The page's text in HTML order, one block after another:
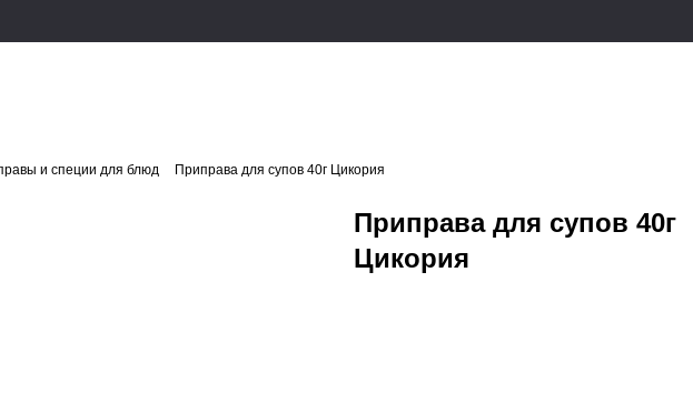
и специи для блюд Приправа для супов 40г Цикория
Приправа для супов 40г
Цикория